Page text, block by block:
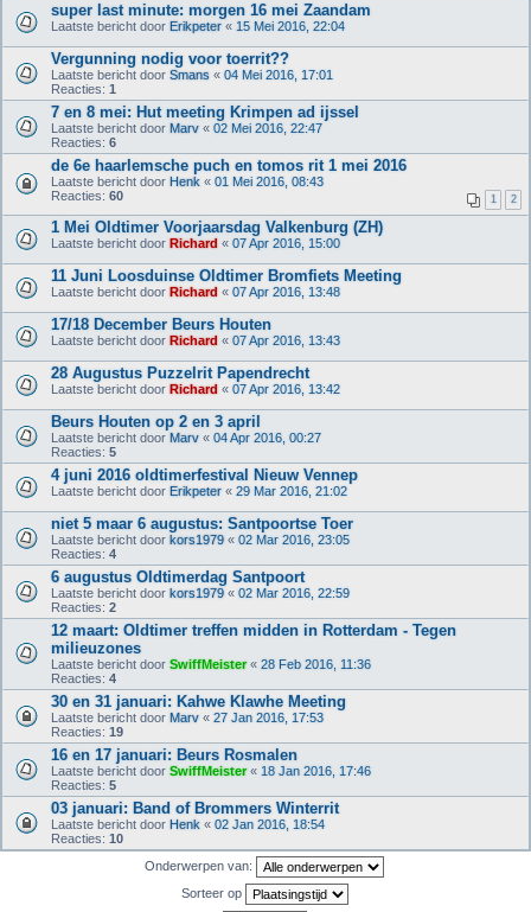
super last minute: morgen 16 mei Zaandam
Laatste bericht door Erikpeter « 15 Mei 2016, 22:04
Vergunning nodig voor toerrit??
Laatste bericht door Smans « 04 Mei 2016, 17:01
Reacties: 1
7 en 8 mei: Hut meeting Krimpen ad ijssel
Laatste bericht door Marv « 02 Mei 2016, 22:47
Reacties: 6
de 6e haarlemsche puch en tomos rit 1 mei 2016
Laatste bericht door Henk « 01 Mei 2016, 08:43
Reacties: 60 1 2
1 Mei Oldtimer Voorjaarsdag Valkenburg (ZH)
Laatste bericht door Richard « 07 Apr 2016, 15:00
11 Juni Loosduinse Oldtimer Bromfiets Meeting
Laatste bericht door Richard « 07 Apr 2016, 13:48
17/18 December Beurs Houten
Laatste bericht door Richard « 07 Apr 2016, 13:43
28 Augustus Puzzelrit Papendrecht
Laatste bericht door Richard « 07 Apr 2016, 13:42
Beurs Houten op 2 en 3 april
Laatste bericht door Marv « 04 Apr 2016, 00:27
Reacties: 5
4 juni 2016 oldtimerfestival Nieuw Vennep
Laatste bericht door Erikpeter « 29 Mar 2016, 21:02
niet 5 maar 6 augustus: Santpoortse Toer
Laatste bericht door kors1979 « 02 Mar 2016, 23:05
Reacties: 4
6 augustus Oldtimerdag Santpoort
Laatste bericht door kors1979 « 02 Mar 2016, 22:59
Reacties: 2
12 maart: Oldtimer treffen midden in Rotterdam - Tegen
milieuzones
Laatste bericht door SwiffMeister« 28 Feb 2016, 11:36
Reacties: 4
30 en 31 januari: Kahwe Klawhe Meeting
Laatste bericht door Marv « 27 Jan 2016, 17:53
Reacties: 19
16 en 17 januari: Beurs Rosmalen
Laatste bericht door SwiffMeister« 18 Jan 2016, 17:46
Reacties: 5
03 januari: Band of Brommers Winterrit
Laatste bericht door Henk « 02 Jan 2016, 18:54
Reacties: 10
Onderwerpen van:
Sorteer op